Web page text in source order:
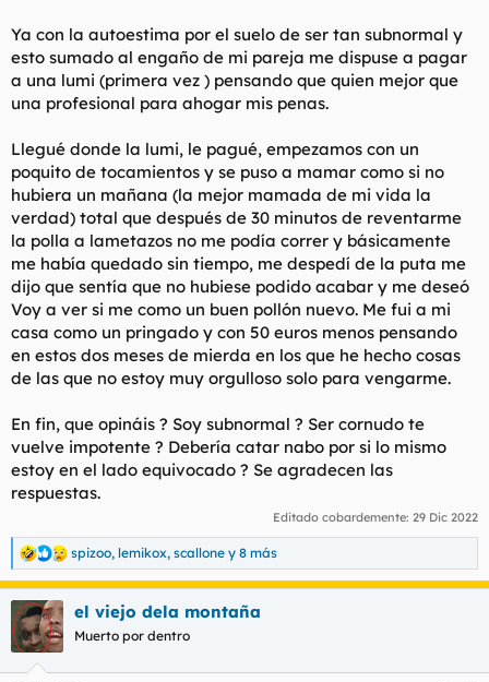
Ya con la autoestima por el suelo de ser tan subnormal y
esto sumado al engaño de mi pareja me dispuse a pagar
a una lumi (primera vez ) pensando que quien mejor que
una profesional para ahogar mis penas.
Llegué donde la lumi, le pagué, empezamos con un
poquito de tocamientos y se puso a mamar como si no
hubiera un mañana (la mejor mamada de mi vida la
verdad) total que después de 30 minutos de reventarme
la polla a lametazos no me podía correr y básicamente
me había quedado sin tiempo, me despedí de la puta me
dijo que sentía que no hubiese podido acabar y me deseó
Voy a ver si me como un buen pollón nuevo. Me fui a mi
casa como un pringado y con 50 euros menos pensando
en estos dos meses de mierda en los que he hecho cosas
de las que no estoy muy orgulloso solo para vengarme.
En fin, que opináis ? Soy subnormal ? Ser cornudo te
vuelve impotente ? Debería catar nabo por si lo mismo
estoy en el lado equivocado ? Se agradecen las
respuestas.
Editado cobardemente: 29 Dic 2022
R
e
a
c
c
i
spizoo, lemikox, scallone y 8 más
el viejo dela montaña
Muerto por dentro